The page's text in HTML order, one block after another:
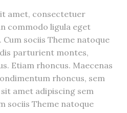
amet, consectetuer
commodo ligula eget
Cum sociis Theme natoque
parturient montes,
Etiam rhoncus. Maecenas
rhoncus, sem
amet adipiscing sem
sociis Theme natoque